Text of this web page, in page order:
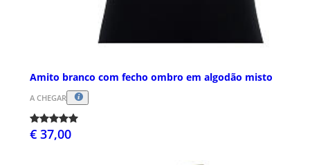
Amito branco com fecho ombro em algodão misto
A CHEGAR
€ 37,00